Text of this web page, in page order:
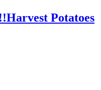
Potatoes